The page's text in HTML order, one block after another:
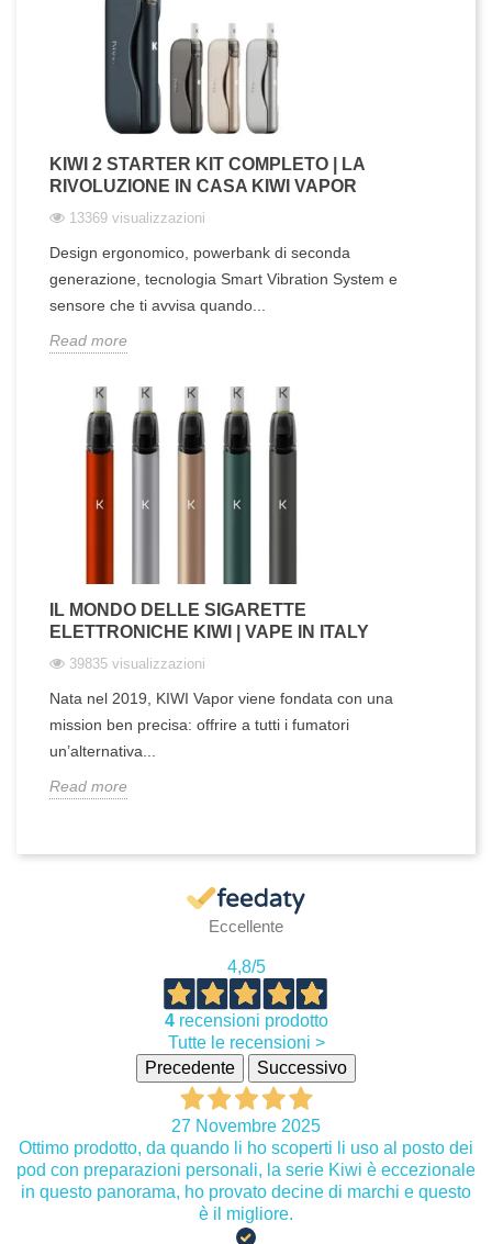
KIWI 2 STARTER KIT COMPLETO | LA
RIVOLUZIONE IN CASA KIWI VAPOR
13369 visualizzazioni
Design ergonomico, powerbank di seconda
generazione, tecnologia Smart Vibration System e
sensore che ti avvisa quando...
Read more
IL MONDO DELLE SIGARETTE
ELETTRONICHE KIWI | VAPE IN ITALY
39835 visualizzazioni
Nata nel 2019, KIWI Vapor viene fondata con una
mission ben precisa: offrire a tutti i fumatori
un’alternativa...
Read more
Eccellente
4,8/5
4recensioni prodotto
Tutte le recensioni >
Precedente
Successivo
27 Novembre 2025
Ottimo prodotto, da quando li ho scoperti li uso al posto dei
pod con preparazioni personali, la serie Kiwi è eccezionale
in questo panorama, ho provato decine di marchi e questo
è il migliore.